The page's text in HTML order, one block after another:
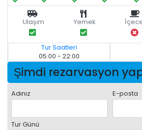
Ulaşım Yemek
Tur Saatleri
05:00 - 22:00
Şimdi rezarvasyon
Adınız E-posta
Tur Günü